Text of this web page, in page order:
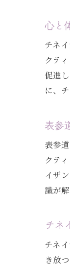
心と
チネ
クテ
促進
に、
表参
表参
クテ
イザ
識が
チネ
チネ
き放